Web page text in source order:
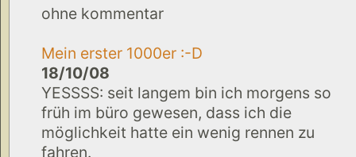
ohne kommentar
Mein erster 1000er :-D
18/10/08
YESSSS: seit langem bin ich morgens so
früh im büro gewesen, dass ich die
möglichkeit hatte ein wenig rennen zu
fahren.